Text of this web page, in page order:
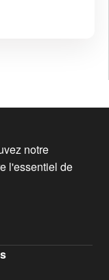
notre
l'essentiel de